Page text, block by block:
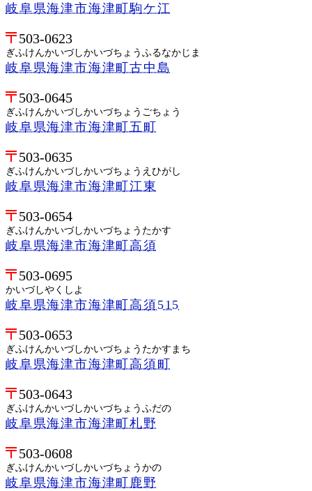
岐阜県海津市海津町駒ケ江
503-0623
ぎふけんかいづしかいづちょうふるなかじま
岐阜県海津市海津町古中島
503-0645
ぎふけんかいづしかいづちょうごちょう
岐阜県海津市海津町五町
503-0635
ぎふけんかいづしかいづちょうえひがし
岐阜県海津市海津町江東
503-0654
ぎふけんかいづしかいづちょうたかす
岐阜県海津市海津町高須
503-0695
かいづしやくしよ
岐阜県海津市海津町高須515
503-0653
ぎふけんかいづしかいづちょうたかすまち
岐阜県海津市海津町高須町
503-0643
ぎふけんかいづしかいづちょうふだの
岐阜県海津市海津町札野
503-0608
ぎふけんかいづしかいづちょうかの
岐阜県海津市海津町鹿野